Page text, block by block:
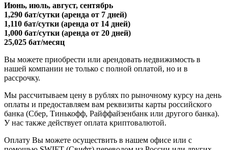
Июнь, июль, август, сентябрь
1,290 бат/сутки (аренда от 7 дней)
1,110 бат/сутки (аренда от 14 дней)
1,000 бат/сутки (аренда от 20 дней)
25,025 бат/месяц
Вы можете приобрести или арендовать недвижимость в
нашей компании не только с полной оплатой, но и в
рассрочку.
Мы рассчитываем цену в рублях по рыночному курсу на день
оплаты и предоставляем вам реквизиты карты российского
банка (Сбер, Тинькофф, Райффайзенбанк или другого банка).
У нас также действует оплата криптовалютой.
Оплату Вы можете осуществить в нашем офисе или с